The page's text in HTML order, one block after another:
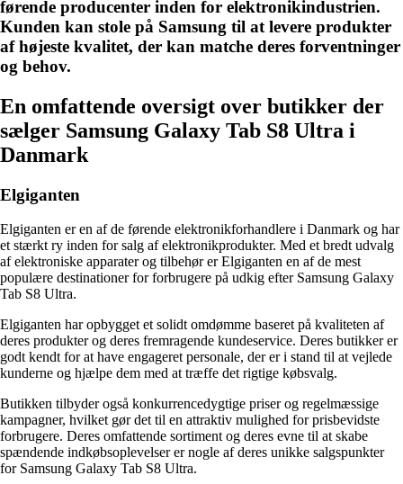
førende producenter inden for elektronikindustrien.
Kunden kan stole på Samsung til at levere produkter
af højeste kvalitet, der kan matche deres forventninger
og behov.
En omfattende oversigt over butikker der
sælger Samsung Galaxy Tab S8 Ultra i
Danmark
Elgiganten
Elgiganten er en af de førende elektronikforhandlere i Danmark og har
et stærkt ry inden for salg af elektronikprodukter. Med et bredt udvalg
af elektroniske apparater og tilbehør er Elgiganten en af de mest
populære destinationer for forbrugere på udkig efter Samsung Galaxy
Tab S8 Ultra.
Elgiganten har opbygget et solidt omdømme baseret på kvaliteten af
deres produkter og deres fremragende kundeservice. Deres butikker er
godt kendt for at have engageret personale, der er i stand til at vejlede
kunderne og hjælpe dem med at træffe det rigtige købsvalg.
Butikken tilbyder også konkurrencedygtige priser og regelmæssige
kampagner, hvilket gør det til en attraktiv mulighed for prisbevidste
forbrugere. Deres omfattende sortiment og deres evne til at skabe
spændende indkøbsoplevelser er nogle af deres unikke salgspunkter
for Samsung Galaxy Tab S8 Ultra.